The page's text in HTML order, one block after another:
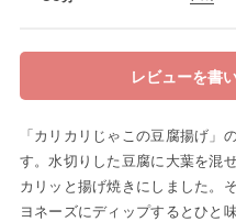
レビューを書
「カリカリじゃこの豆腐揚げ」
す。水切りした豆腐に大葉を混
カリッと揚げ焼きにしました。
ヨネーズにディップするとひと